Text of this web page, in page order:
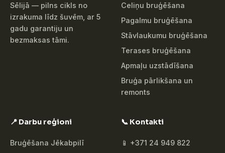
Sēlijā — pilns cikls no
izrakuma līdz šuvēm, ar 5
gadu garantiju un
bezmaksas tāmi.
Celiņu bruģēšana
Pagalmu bruģēšana
Stāvlaukumu bruģēšana
Terases bruģēšana
Apmaļu uzstādīšana
Bruģa pārlikšana un
remonts
📍 Darbu reģioni
Bruģēšana Jēkabpilī
📞 Kontakti
📱 +371 24 949 822